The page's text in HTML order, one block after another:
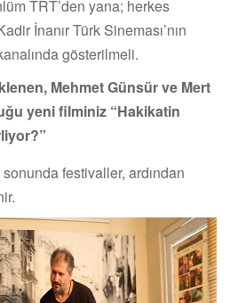
TRT’den yana; herkes
İnanır Türk Sineması’nın
gösterilmeli.
Mehmet Günsür ve Mert
yeni filminiz “Hakikatin
festivaller, ardından